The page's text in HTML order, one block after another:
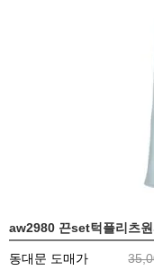
aw2980 끈set턱플리츠
동대문 도매가